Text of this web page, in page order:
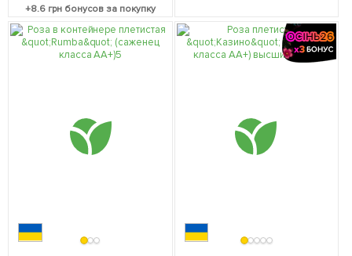
+8.6 грн бонусов за покупку